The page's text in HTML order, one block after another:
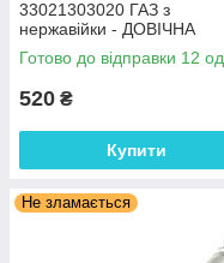
33021303020 ГАЗ з
нержавійки - ДОВІЧНА
ГАРАНТІЯ
Готово до відправки 12 од.
520 ₴
Купити
Не зламається